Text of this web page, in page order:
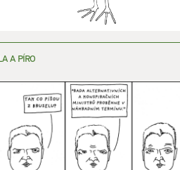
A PÍRO